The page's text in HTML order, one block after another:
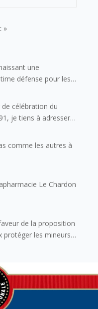
»
une
défense pour les
célébration du
je tiens à adresser
à nos voisins et
particulièrement aux
et de l’arc
la Haute-Savoie
comme les autres à
Le Chardon
de la proposition
protéger les mineurs
des réseaux